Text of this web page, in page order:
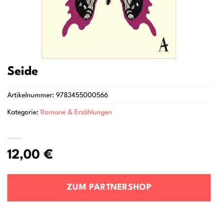
Seide
12,00 €
ZUM PARTNERSHOP
Artikelnummer: 9783455000566
Kategorie: Romane & Erzählungen